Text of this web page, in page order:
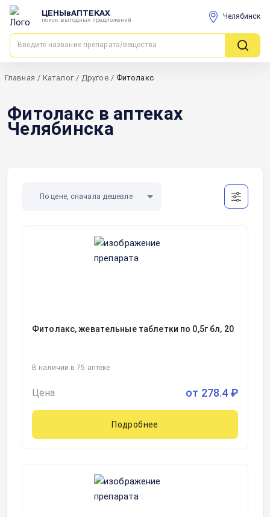
ЦЕНЫвАПТЕКАХ
поиск выгодных предложений Челябинск
Главная / Каталог / Другое / Фитолакс
Фитолакс в аптеках
Челябинска
По цене, сначала дешевле
Фитолакс, жевательные таблетки по 0,5г бл, 20
В наличии в 75 аптеке
Цена от 278.4 ₽
Подробнее